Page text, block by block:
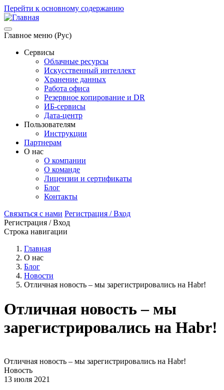
Перейти к основному содержанию
Главное меню (Рус)
Сервисы
Облачные ресурсы
Искусственный интеллект
Хранение данных
Работа офиса
Резервное копирование и DR
ИБ-сервисы
Дата-центр
Пользователям
Инструкции
Партнерам
О нас
О компании
О команде
Лицензии и сертификаты
Блог
Контакты
Связаться с нами Регистрация / Вход
Регистрация / Вход
Строка навигации
Главная
О нас
Блог
Новости
Отличная новость – мы зарегистрировались на Habr!
Отличная новость – мы
зарегистрировались на Habr!
Отличная новость – мы зарегистрировались на Habr!
Новость
13 июля 2021